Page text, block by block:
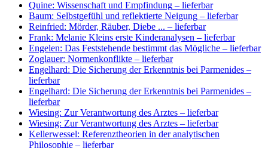
Quine: Wissenschaft und Empfindung – lieferbar
Baum: Selbstgefühl und reflektierte Neigung – lieferbar
Reinfried: Mörder, Räuber, Diebe ... – lieferbar
Frank: Melanie Kleins erste Kinderanalysen – lieferbar
Engelen: Das Feststehende bestimmt das Mögliche – lieferbar
Zoglauer: Normenkonflikte – lieferbar
Engelhard: Die Sicherung der Erkenntnis bei Parmenides –
lieferbar
Engelhard: Die Sicherung der Erkenntnis bei Parmenides –
lieferbar
Wiesing: Zur Verantwortung des Arztes – lieferbar
Wiesing: Zur Verantwortung des Arztes – lieferbar
Kellerwessel: Referenztheorien in der analytischen
Philosophie – lieferbar